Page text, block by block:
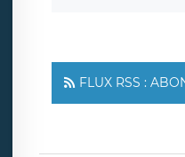
FLUX RSS :